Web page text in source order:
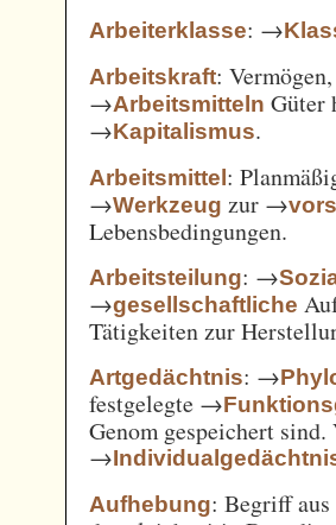
Arbeiterklasse: →
Arbeitskraft:
→Arbeitsmitteln Güter
→Kapitalismus.
Arbeitsmittel:
→Werkzeug zur →
Lebensbedingungen.
Arbeitsteilung: →
→gesellschaftliche
Tätigkeiten zur
Artgedächtnis: →
festgelegte →
Genom gespeichert sind.
→
Aufhebung: Begriff